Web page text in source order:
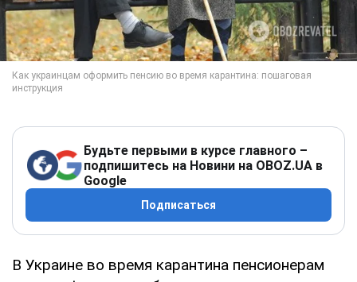
Будьте первыми в курсе главного –
подпишитесь на Новини на OBOZ.UA в
Google
Подписаться
В Украине во время карантина пенсионерам